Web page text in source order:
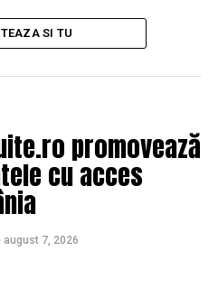
SI TU
promovează
cu acces
august 7, 2026